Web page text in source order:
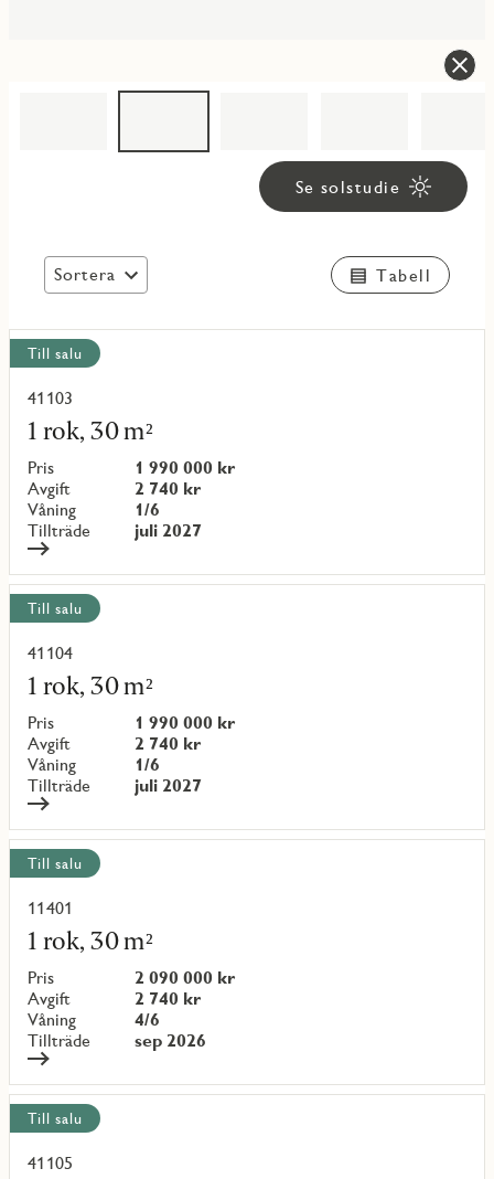
Se solstudie
Sortera Tabell
Visa
alla
objekt
Till salu
41103
1 rok, 30 m²
Pris
1 990 000 kr
Avgift
2 740 kr
Våning
1/6
Tillträde
juli 2027
Läs
mer
om
objekt
{objectNumber}
Till salu
41104
1 rok, 30 m²
Pris
1 990 000 kr
Avgift
2 740 kr
Våning
1/6
Tillträde
juli 2027
Läs
mer
om
objekt
{objectNumber}
Till salu
11401
1 rok, 30 m²
Pris
2 090 000 kr
Avgift
2 740 kr
Våning
4/6
Tillträde
sep 2026
Läs
mer
om
objekt
{objectNumber}
Till salu
41105
Läs